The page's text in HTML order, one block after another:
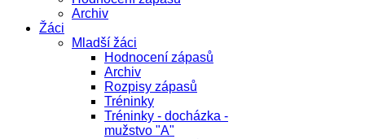
Archiv
Žáci
Mladší žáci
Hodnocení zápasů
Archiv
Rozpisy zápasů
Tréninky
Tréninky - docházka -
mužstvo "A"